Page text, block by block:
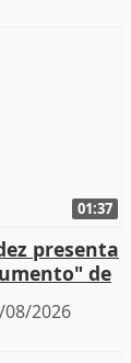
01:37
presenta
de
08/2026